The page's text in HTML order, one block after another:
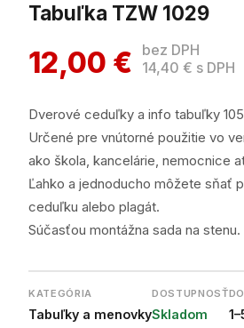
Tabuľka TZW 1029
12,00 €
bez DPH
14,40 € s DPH
Dverové ceduľky a info tabuľky
Určené pre vnútorné použitie vo
ako škola, kancelárie, nemocnice
Ľahko a jednoducho môžete sňať
ceduľku alebo plagát.
Súčasťou montážna sada na stenu.
KATEGÓRIA
Tabuľky a menovky
DOSTUPNOSŤ
Skladom